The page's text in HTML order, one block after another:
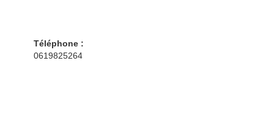
Téléphone :
0619825264